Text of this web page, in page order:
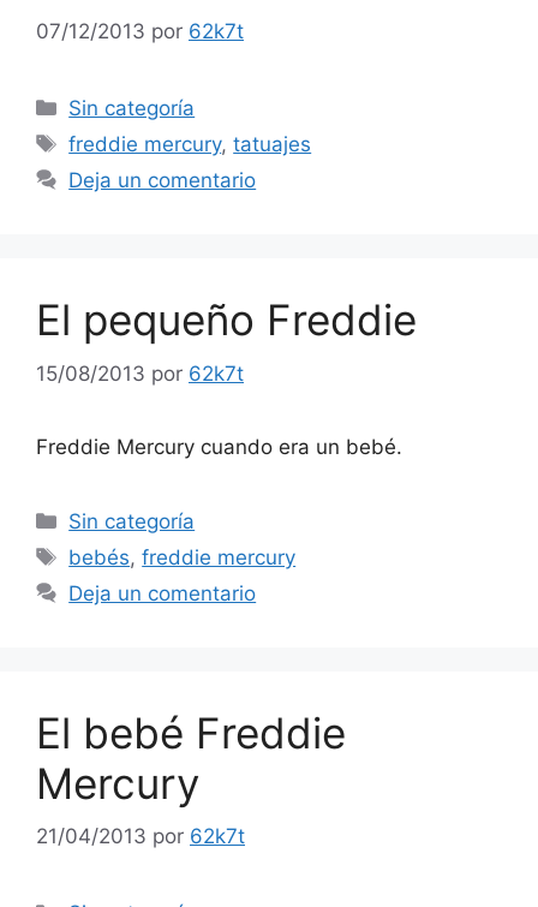
07/12/2013 por 62k7t
Categorías
Sin categoría
Etiquetas
freddie mercury,tatuajes
Deja un comentario
El pequeño Freddie
15/08/2013 por 62k7t
Freddie Mercury cuando era un bebé.
Categorías
Sin categoría
Etiquetas
bebés,freddie mercury
Deja un comentario
El bebé Freddie
Mercury
21/04/2013 por 62k7t